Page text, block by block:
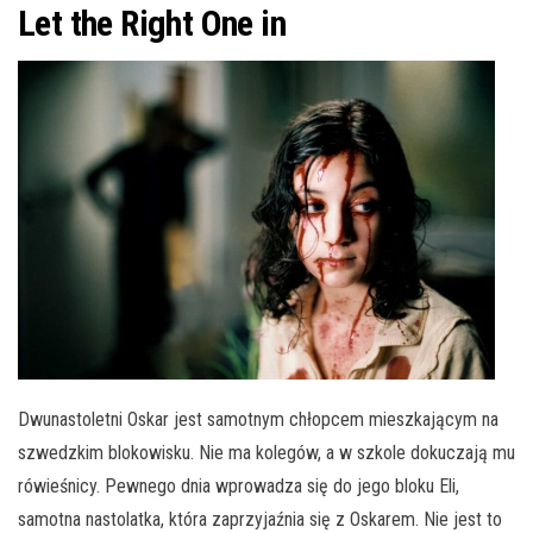
Let the Right One in
Dwunastoletni Oskar jest samotnym chłopcem mieszkającym na
szwedzkim blokowisku. Nie ma kolegów, a w szkole dokuczają mu
rówieśnicy. Pewnego dnia wprowadza się do jego bloku Eli,
samotna nastolatka, która zaprzyjaźnia się z Oskarem. Nie jest to